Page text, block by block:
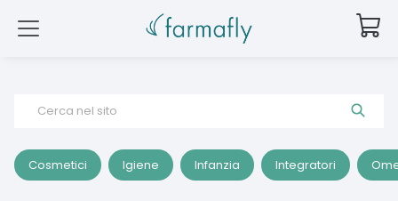
Cerca nel sito
Cosmetici Igiene Infanzia Integratori